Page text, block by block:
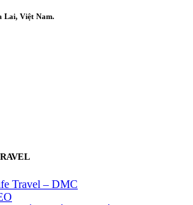
Lai, Việt Nam.
Travel – DMC